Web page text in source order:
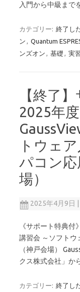
入門から中級まで
カテゴリー: 終了し
ン , Quantum
ンズオン , 基礎 , 実
【終了
2025年
トウェ
パコン
場）
2025年4月9日
《サポート特典付
講習会 ～ソフトウ
（神戸会場）
クス株式会社」か
カテゴリー: 終了し